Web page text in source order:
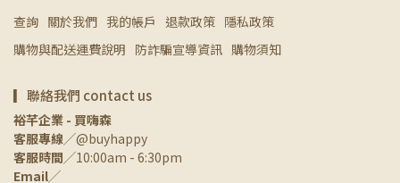
查詢 關於我們 我的帳戶 退款政策 隱私政策
購物與配送運費說明 防詐騙宣導資訊 購物須知
▎聯絡我們 contact us
裕芊企業 - 買嗨森
客服專線╱@buyhappy
客服時間╱10:00am - 6:30pm
Email╱